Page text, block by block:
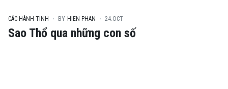
CÁC HÀNH TINH BY HIEN PHAN 24.OCT
Sao Thổ qua những con số